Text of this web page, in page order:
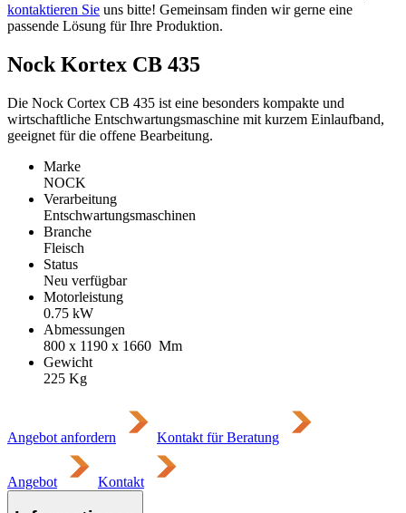
kontaktieren Sie uns bitte! Gemeinsam finden wir gerne eine
passende Lösung für Ihre Produktion.
Nock Kortex CB 435
Die Nock Cortex CB 435 ist eine besonders kompakte und
wirtschaftliche Entschwartungsmaschine mit kurzem Einlaufband,
geeignet für die offene Bearbeitung.
Marke
NOCK
Verarbeitung
Entschwartungsmaschinen
Branche
Fleisch
Status
Neu verfügbar
Motorleistung
0.75 kW
Abmessungen
800 x 1190 x 1660 Mm
Gewicht
225 Kg
Angebot anfordern Kontakt für Beratung
Angebot Kontakt